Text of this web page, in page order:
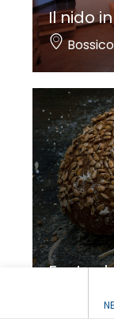
Il nido
Bossico
Festa
Bossico